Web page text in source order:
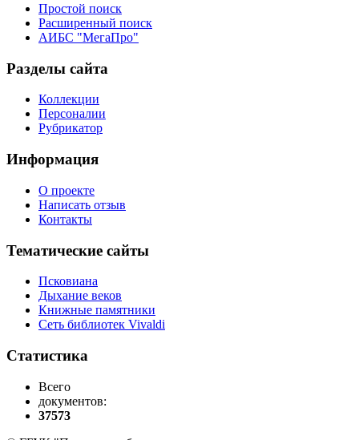
Простой поиск
Расширенный поиск
АИБС "МегаПро"
Разделы сайта
Коллекции
Персоналии
Рубрикатор
Информация
О проекте
Написать отзыв
Контакты
Тематические сайты
Псковиана
Дыхание веков
Книжные памятники
Сеть библиотек Vivaldi
Статистика
Всего
документов:
37573